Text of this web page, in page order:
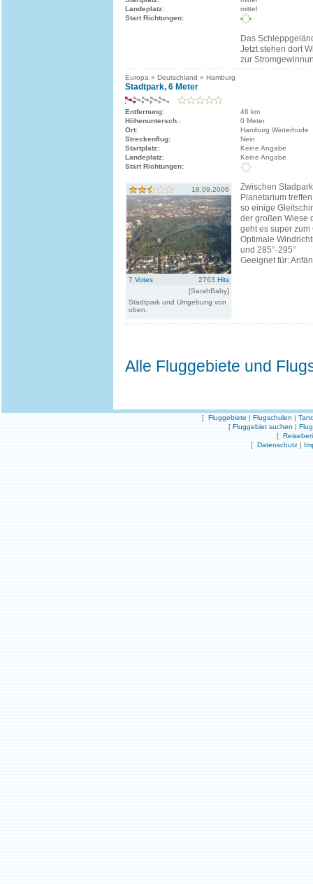
Landeplatz:
mittel
Start Richtungen:
Das
Jetzt stehen dort
zur
Europa » Deutschland » Hamburg
Stadtpark, 6 Meter
Entfernung:
46 km
Höhenuntersch.:
0 Meter
Ort:
Hamburg Winterhude
Streckenflug:
Nein
Startplatz:
Keine Angabe
Landeplatz:
Keine Angabe
Start Richtungen:
18.09.2006
7 Votes 2763 Hits
[SarahBaby]
Stadtpark und Umgebung von
oben.
Zwischen
Planetarium
so einige
der großen Wiese
geht es super
Optimale
und 285°-295°
Geeignet für:
Alle Fluggebiete und
[ Fluggebiete | Flugschulen |
[ Fluggebiet suchen |
[
[ Datenschutz |